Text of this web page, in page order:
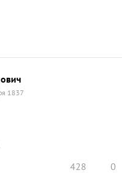
1837
428 0